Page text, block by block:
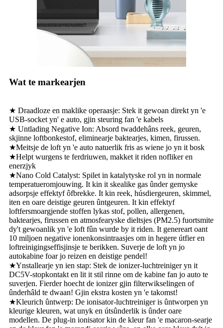
Wat te markearjen
★ Draadloze en maklike operaasje: Stek it gewoan direkt yn 'e
USB-socket yn' e auto, gjin steuring fan 'e kabels
★ Untlading Negative Ion: Absord twaddehâns reek, geuren,
skjinne loftbonkestof, eliminearje baktearjes, kimen, firussen.
★Meitsje de loft yn 'e auto natuerlik fris as wiene jo yn it bosk
★Helpt wurgens te ferdriuwen, makket it riden nofliker en
enerzjyk
★Nano Cold Catalyst: Spilet in katalytyske rol yn in normale
temperatueromjouwing. It kin it skealike gas ûnder gemyske
adsorpsje effektyf ôfbrekke. It kin reek, húsdiergeuren, skimmel,
iten en oare deistige geuren ûntgeuren. It kin effektyf
loftfersmoargjende stoffen lykas stof, pollen, allergenen,
baktearjes, firussen en atmosfearyske dieltsjes (PM2.5) fuortsmite
dy't gewoanlik yn 'e loft fûn wurde by it riden. It genereart oant
10 miljoen negative ionenkonsintraasjes om in hegere útfier en
loftreinigingseffisjinsje te berikken. Suverje de loft yn jo
autokabine foar jo reizen en deistige pendel!
★Ynstallearje yn ien stap: Stek de ionizer-luchtreiniger yn it
DC5V-stopkontakt en lit it stil rinne om de kabine fan jo auto te
suverjen. Fierder hoecht de ionizer gjin filterwikselingen of
ûnderhâld te dwaan! Gjin ekstra kosten yn 'e takomst!
★Kleurich ûntwerp: De ionisator-luchtreiniger is ûntworpen yn
kleurige kleuren, wat unyk en útsûnderlik is ûnder oare
modellen. De plug-in ionisator kin de kleur fan 'e macaron-searje